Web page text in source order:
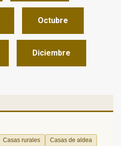
Octubre
Diciembre